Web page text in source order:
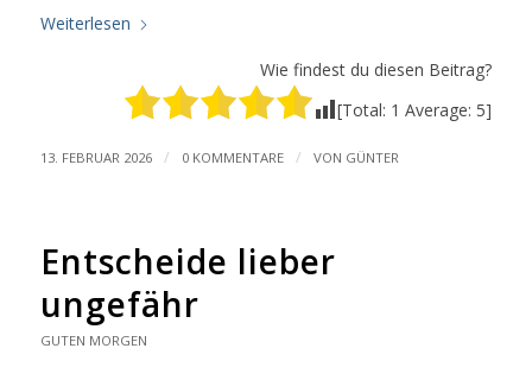
Weiterlesen
Wie findest du diesen Beitrag?
[Total: 1 Average: 5]
13. FEBRUAR 2026 / 0 KOMMENTARE / VON GÜNTER
Entscheide lieber
ungefähr
GUTEN MORGEN